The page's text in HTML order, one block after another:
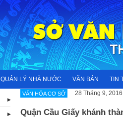
QUẢN LÝ NHÀ NƯỚC VĂN BẢN TIN
VĂN HÓA CƠ SỞ 28 Tháng 9, 2016
Quận Cầu Giấy khánh